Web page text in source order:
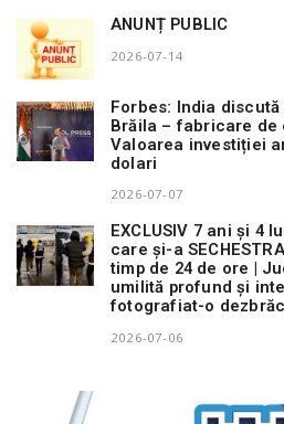
ANUNȚ PUBLIC
2026-07-14
Forbes: India
Brăila – fabricare
Valoarea investiției
dolari
2026-07-07
EXCLUSIV 7 ani și 4
care și-a
timp de 24 de ore |
umilită profund și
fotografiat-o
2026-07-06